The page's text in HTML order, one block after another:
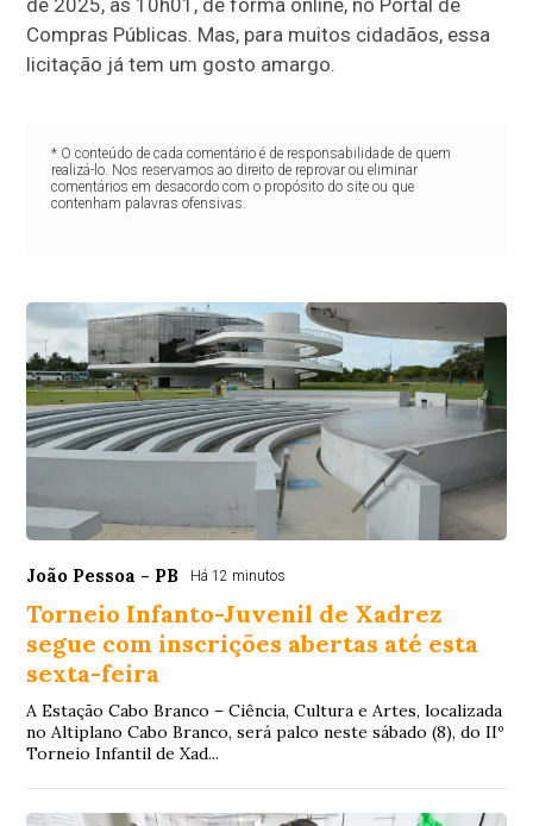
Compras Públicas. Mas, para muitos cidadãos, essa
licitação já tem um gosto amargo.
* O conteúdo de cada comentário é de responsabilidade de quem
realizá-lo. Nos reservamos ao direito de reprovar ou eliminar
comentários em desacordo com o propósito do site ou que
contenham palavras ofensivas.
João Pessoa - PB Há 12 minutos
Torneio Infanto-Juvenil de Xadrez
segue com inscrições abertas até esta
sexta-feira
A Estação Cabo Branco – Ciência, Cultura e Artes, localizada
no Altiplano Cabo Branco, será palco neste sábado (8), do IIº
Torneio Infantil de Xad...